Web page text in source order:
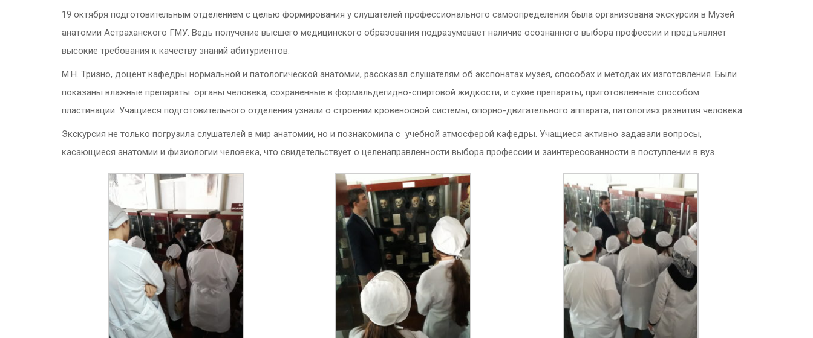
19 октября подготовительным отделением с целью формирования у слушателей профессионального самоопределения была организована экскурсия в Музей
анатомии Астраханского ГМУ. Ведь получение высшего медицинского образования подразумевает наличие осознанного выбора профессии и предъявляет
высокие требования к качеству знаний абитуриентов.
М.Н. Тризно, доцент кафедры нормальной и патологической анатомии, рассказал слушателям об экспонатах музея, способах и методах их изготовления. Были
показаны влажные препараты: органы человека, сохраненные в формальдегидно-спиртовой жидкости, и сухие препараты, приготовленные способом
пластинации. Учащиеся подготовительного отделения узнали о строении кровеносной системы, опорно-двигательного аппарата, патологиях развития человека.
Экскурсия не только погрузила слушателей в мир анатомии, но и познакомила с учебной атмосферой кафедры. Учащиеся активно задавали вопросы,
касающиеся анатомии и физиологии человека, что свидетельствует о целенаправленности выбора профессии и заинтересованности в поступлении в вуз.